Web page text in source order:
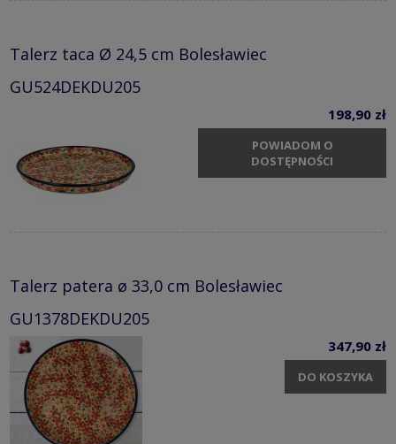
Talerz taca Ø 24,5 cm Bolesławiec
GU524DEKDU205
198,90 zł
POWIADOM O
DOSTĘPNOŚCI
Talerz patera ø 33,0 cm Bolesławiec
GU1378DEKDU205
347,90 zł
DO KOSZYKA